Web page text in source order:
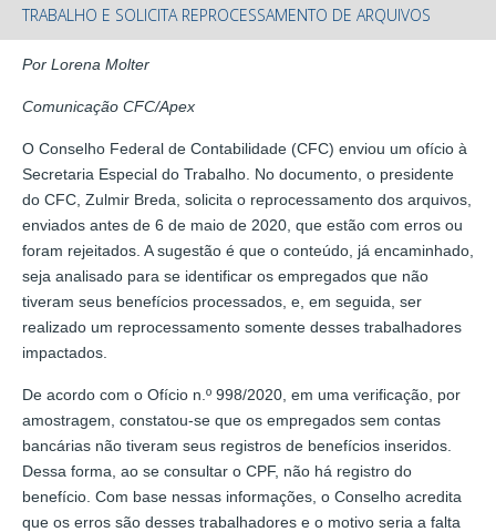
TRABALHO E SOLICITA REPROCESSAMENTO DE ARQUIVOS
Por Lorena Molter
Comunicação CFC/Apex
O Conselho Federal de Contabilidade (CFC) enviou um ofício à
Secretaria Especial do Trabalho. No documento, o presidente
do CFC, Zulmir Breda, solicita o reprocessamento dos arquivos,
enviados antes de 6 de maio de 2020, que estão com erros ou
foram rejeitados. A sugestão é que o conteúdo, já encaminhado,
seja analisado para se identificar os empregados que não
tiveram seus benefícios processados, e, em seguida, ser
realizado um reprocessamento somente desses trabalhadores
impactados.
De acordo com o Ofício n.º 998/2020, em uma verificação, por
amostragem, constatou-se que os empregados sem contas
bancárias não tiveram seus registros de benefícios inseridos.
Dessa forma, ao se consultar o CPF, não há registro do
benefício. Com base nessas informações, o Conselho acredita
que os erros são desses trabalhadores e o motivo seria a falta